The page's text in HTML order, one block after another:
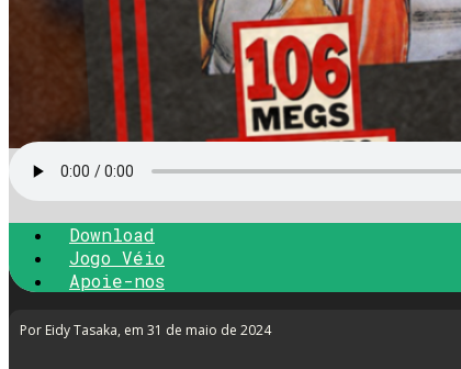
Download
Jogo Véio
Apoie-nos
Por Eidy Tasaka, em 31 de maio de 2024